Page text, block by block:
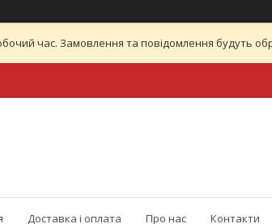
час. Замовлення та повідомлення будуть
Доставка і оплата Про нас Контакти